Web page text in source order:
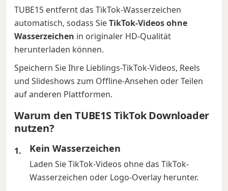
TUBE1S entfernt das TikTok-Wasserzeichen
automatisch, sodass SieTikTok-Videos ohne
Wasserzeichen in originaler HD-Qualität
herunterladen können.
Speichern Sie Ihre Lieblings-TikTok-Videos, Reels
und Slideshows zum Offline-Ansehen oder Teilen
auf anderen Plattformen.
Warum den TUBE1S TikTok Downloader
nutzen?
Kein Wasserzeichen
Laden Sie TikTok-Videos ohne das TikTok-
Wasserzeichen oder Logo-Overlay herunter.